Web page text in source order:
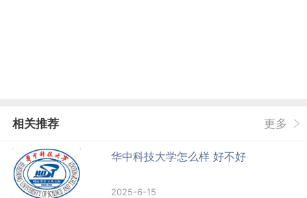
相关推荐 更多
华中科技大学怎么样 好不好
2025-6-15